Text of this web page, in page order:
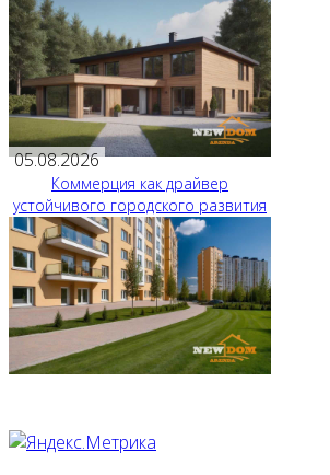
05.08.2026
Коммерция как драйвер
устойчивого городского развития